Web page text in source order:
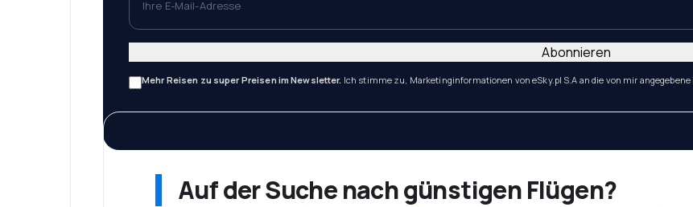
Mehr Reisen zu super Preisen im Newsletter. Ich stimme zu, Marketinginformationen von eSky.pl S.A an die von mir
Abonnieren
Auf der Suche nach günstigen Flügen?